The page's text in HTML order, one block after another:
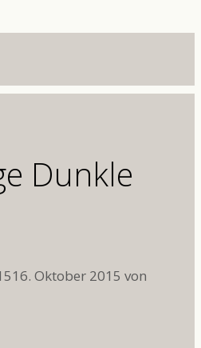
Dunkle
16. Oktober 2015 von